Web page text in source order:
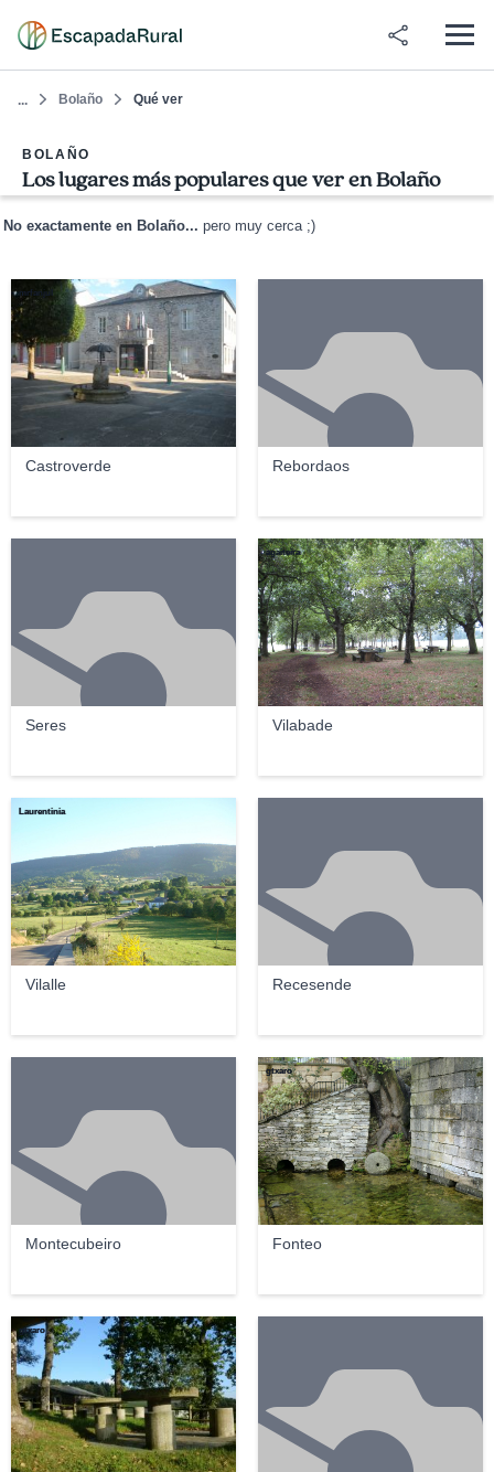
... Bolaño Qué ver
BOLAÑO
Los lugares más populares que ver en Bolaño
No exactamente en Bolaño... pero muy cerca ;)
Castroverde
mrfanjul
Rebordaos
Seres Vilabade
agaiteira
Vilalle
Laurentinia
Recesende
Montecubeiro Fonteo
gtxaro
gtxaro